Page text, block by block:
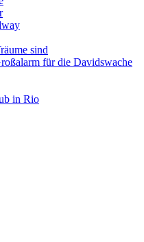
sind
für die Davidswache
in Rio